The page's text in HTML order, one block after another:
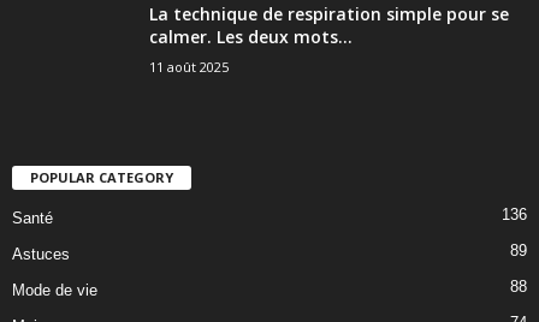
La technique de respiration simple pour se
calmer. Les deux mots...
11 août 2025
POPULAR CATEGORY
Santé 136
Astuces 89
Mode de vie 88